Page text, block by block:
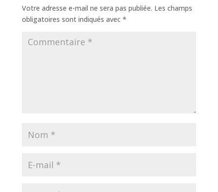
Votre adresse e-mail ne sera pas publiée. Les champs
obligatoires sont indiqués avec *